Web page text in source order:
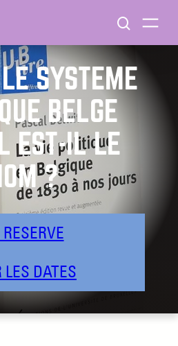
SYSTÈME
BELGE
EST-IL LE
?
LES DATES